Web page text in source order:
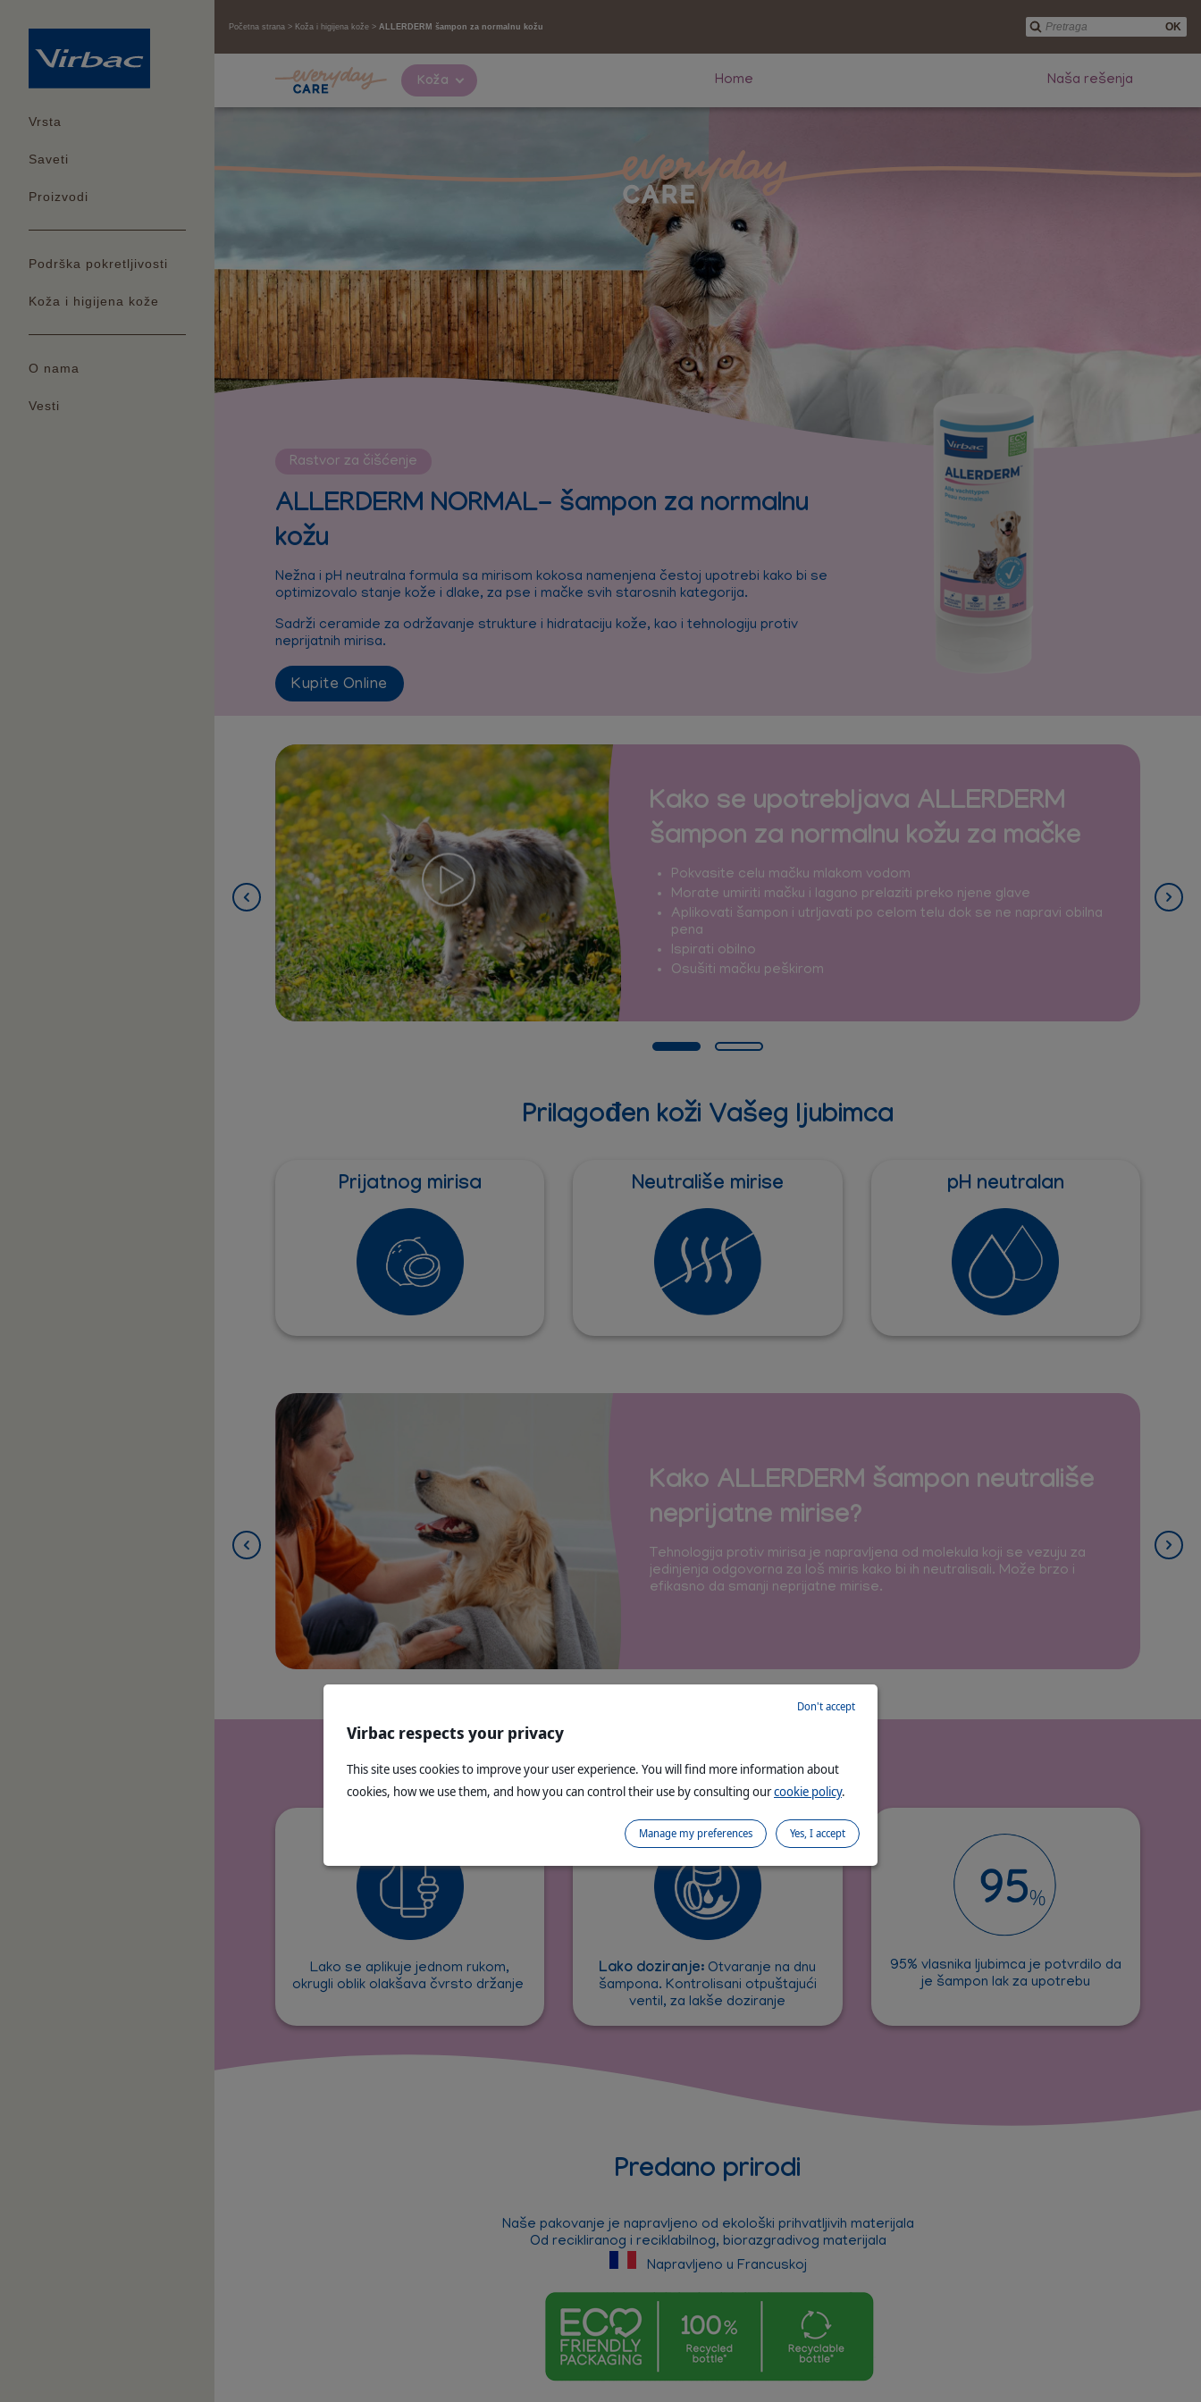
Vrsta
Saveti
Proizvodi
Podrška pokretljivosti
Koža i higijena kože
O nama
Vesti
OK
Početna strana Koža i higijena kože ALLERDERM šampon za normalnu kožu
Koža Home Naša rešenja
Rastvor za čišćenje
ALLERDERM NORMAL- šampon za normalnu
kožu
Nežna i pH neutralna formula sa mirisom kokosa namenjena čestoj upotrebi kako bi se
optimizovalo stanje kože i dlake, za pse i mačke svih starosnih kategorija.
Sadrži ceramide za održavanje strukture i hidrataciju kože, kao i tehnologiju protiv
neprijatnih mirisa.
Kupite Online
celom telu dok se ne napravi obilna
Kako se upotrebljava ALLERDERM
šampon za normalnu kožu za mačke
Pokvasite celu mačku mlakom vodom
Morate umiriti mačku i lagano prelaziti preko njene glave
Aplikovati šampon i utrljavati po celom telu dok se ne napravi obilna
pena
Ispirati obilno
Osušiti mačku peškirom
Prilagođen koži Vašeg ljubimca
Prijatnog mirisa Neutrališe mirise pH neutralan
Kako ALLERDERM šampon neutrališe
neprijatne mirise?
Tehnologija protiv mirisa je napravljena od molekula koji se vezuju za
jedinjenja odgovorna za loš miris kako bi ih neutralisali. Može brzo i
efikasno da smanji neprijatne mirise.
Šampon lak za upotrebu
Lako se aplikuje jednom rukom,
okrugli oblik olakšava čvrsto držanje
Lako doziranje: Otvaranje na dnu
šampona. Kontrolisani otpuštajući
ventil, za lakše doziranje
95% vlasnika ljubimca je potvrdilo da
je šampon lak za upotrebu
Predano prirodi
Naše pakovanje je napravljeno od ekološki prihvatljivih materijala
Od recikliranog i reciklabilnog, biorazgradivog materijala
Napravljeno u Francuskoj
Virbac respects your privacy
This site uses cookies to improve your user experience. You will find more information about
cookies, how we use them, and how you can control their use by consulting ourcookie policy.
Don't accept
Yes, I accept
Manage my preferences